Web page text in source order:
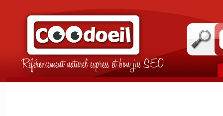
Référencement naturel express et bon jus SEO